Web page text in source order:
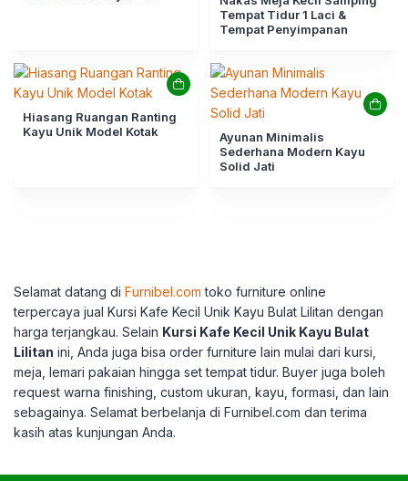
Tempat Tidur 1 Laci &
Tempat Penyimpanan
Hiasang Ruangan Ranting
Kayu Unik Model Kotak
Ayunan Minimalis
Sederhana Modern Kayu
Solid Jati
Selamat datang di Furnibel.com toko furniture online
terpercaya jual Kursi Kafe Kecil Unik Kayu Bulat Lilitan dengan
harga terjangkau. Selain Kursi Kafe Kecil Unik Kayu Bulat
Lilitan ini, Anda juga bisa order furniture lain mulai dari kursi,
meja, lemari pakaian hingga set tempat tidur. Buyer juga boleh
request warna finishing, custom ukuran, kayu, formasi, dan lain
sebagainya. Selamat berbelanja di Furnibel.com dan terima
kasih atas kunjungan Anda.